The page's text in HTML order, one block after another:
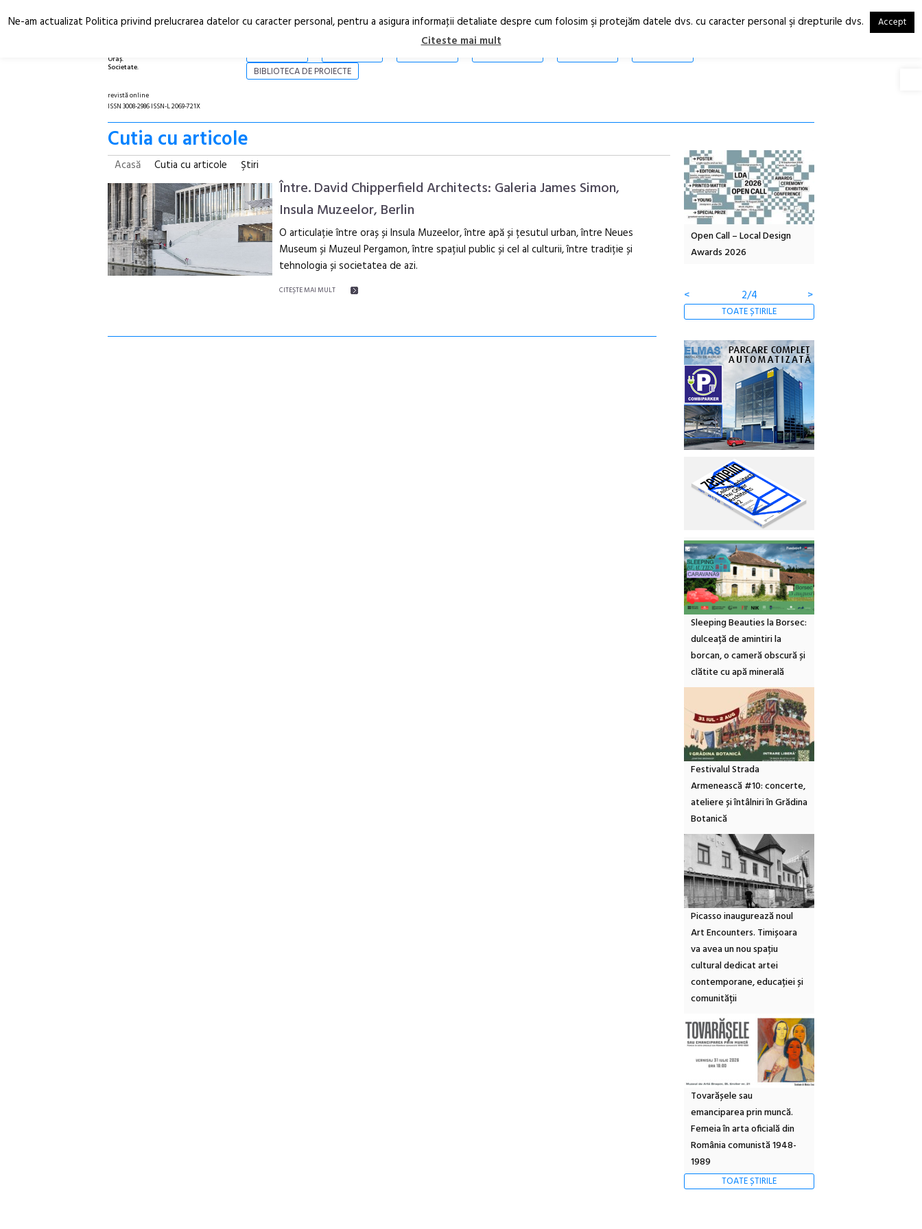
Oraș.
Societate.
RO
EN
BIBLIOTECA DE PROIECTE
revistă online
ISSN 3008-2986 ISSN-L 2069-721X
Cutia cu articole
Acasă Cutia cu articole Ştiri
Între. David Chipperfield Architects: Galeria James Simon,
Insula Muzeelor, Berlin
O articulație între oraș și Insula Muzeelor, între apă și țesutul urban, între Neues
Museum și Muzeul Pergamon, între spațiul public și cel al culturii, între tradiție și
tehnologia și societatea de azi.
CITEŞTE MAI MULT
În curând: POELANDA – parc
de poezie și co-creație
Open Call – Local Design
Awards 2026
<
2/4 >
TOATE ȘTIRILE
Sleeping Beauties la Borsec:
dulceață de amintiri la
borcan, o cameră obscură și
clătite cu apă minerală
Festivalul Strada
Armenească #10: concerte,
ateliere și întâlniri în Grădina
Botanică
Picasso inaugurează noul
Art Encounters. Timișoara
va avea un nou spațiu
cultural dedicat artei
contemporane, educației și
comunității
Tovarășele sau
emanciparea prin muncă.
Femeia în arta oficială din
România comunistă 1948-
1989
TOATE ȘTIRILE
Ne-am actualizat Politica privind prelucrarea datelor cu caracter personal, pentru a asigura informaţii detaliate despre cum folosim şi protejăm datele dvs. cu caracter personal şi drepturile dvs. Accept
Citeste mai mult